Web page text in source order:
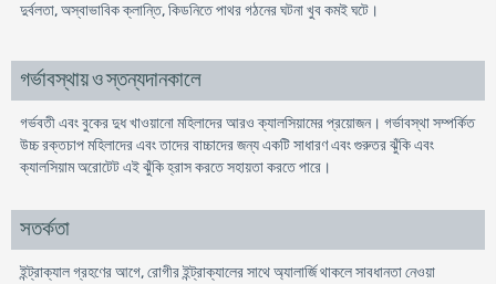
দুর্বলতা, অস্বাভাবিক ক্লান্তি, কিডনিতে পাথর গঠনের ঘটনা খুব কমই ঘটে।
গর্ভাবস্থায় ও স্তন্যদানকালে
গর্ভবতী এবং বুকের দুধ খাওয়ানো মহিলাদের আরও ক্যালসিয়ামের প্রয়োজন। গর্ভাবস্থা সম্পর্কিত
উচ্চ রক্তচাপ মহিলাদের এবং তাদের বাচ্চাদের জন্য একটি সাধারণ এবং গুরুতর ঝুঁকি এবং
ক্যালসিয়াম অরোটেট এই ঝুঁকি হ্রাস করতে সহায়তা করতে পারে।
সতর্কতা
ইন্ট্রাক্যাল গ্রহণের আগে, রোগীর ইন্ট্রাক্যালের সাথে অ্যালার্জি থাকলে সাবধানতা নেওয়া